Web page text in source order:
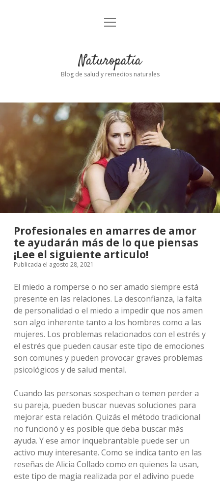
Inicio
abrir
Naturopatía
Blog de salud y remedios naturales
Profesionales en amarres de amor
te ayudarán más de lo que piensas
¡Lee el siguiente articulo!
Publicada el agosto 28, 2021
El miedo a romperse o no ser amado siempre está
presente en las relaciones. La desconfianza, la falta
de personalidad o el miedo a impedir que nos amen
son algo inherente tanto a los hombres como a las
mujeres. Los problemas relacionados con el estrés y
el estrés que pueden causar este tipo de emociones
son comunes y pueden provocar graves problemas
psicológicos y de salud mental.
Cuando las personas sospechan o temen perder a
su pareja, pueden buscar nuevas soluciones para
mejorar esta relación. Quizás el método tradicional
no funcionó y es posible que deba buscar más
ayuda. Y ese amor inquebrantable puede ser un
activo muy interesante. Como se indica tanto en las
reseñas de Alicia Collado como en quienes la usan,
este tipo de magia realizada por el adivino puede